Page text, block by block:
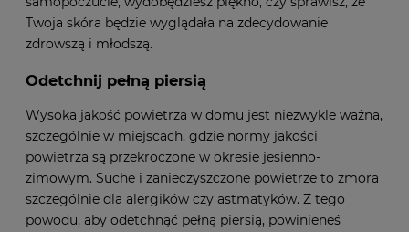
Twoja skóra będzie wyglądała na zdecydowanie
zdrowszą i młodszą.
Odetchnij pełną piersią
Wysoka jakość powietrza w domu jest niezwykle ważna,
szczególnie w miejscach, gdzie normy jakości
powietrza są przekroczone w okresie jesienno-
zimowym. Suche i zanieczyszczone powietrze to zmora
szczególnie dla alergików czy astmatyków. Z tego
powodu, aby odetchnąć pełną piersią, powinieneś